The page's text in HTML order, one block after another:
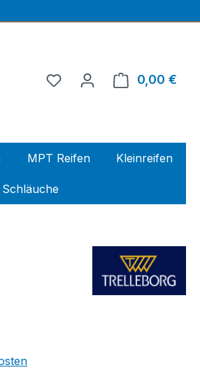
0,00 €
MPT Reifen Kleinreifen
Schläuche